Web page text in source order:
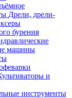
Дрели, дрели-
бурения
машины
и
инструменты